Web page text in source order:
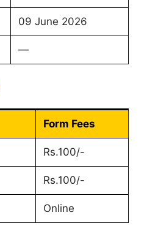
09 June 2026
—
Form Fees
Rs.100/-
Rs.100/-
Online